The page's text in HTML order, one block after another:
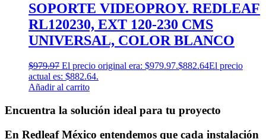
SOPORTE VIDEOPROY. REDLEAF
RL120230, EXT 120-230 CMS
UNIVERSAL, COLOR BLANCO
$979.97 El precio original era: $979.97.$882.64El precio
actual es: $882.64.
Añadir al carrito
Encuentra la solución ideal para tu proyecto
En Redleaf México entendemos que cada instalación